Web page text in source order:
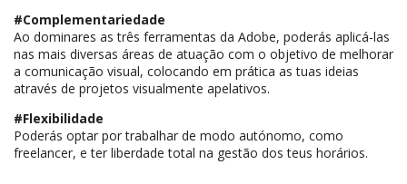
#Complementariedade
Ao dominares as três ferramentas da Adobe, poderás aplicá-las
nas mais diversas áreas de atuação com o objetivo de melhorar
a comunicação visual, colocando em prática as tuas ideias
através de projetos visualmente apelativos.
#Flexibilidade
Poderás optar por trabalhar de modo autónomo, como
freelancer, e ter liberdade total na gestão dos teus horários.